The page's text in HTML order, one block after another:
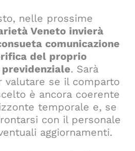
nelle prossime
Veneto invierà
comunicazione
del proprio
. Sarà
valutare se il comparto
è ancora coerente
temporale e, se
con il personale
aggiornamenti.